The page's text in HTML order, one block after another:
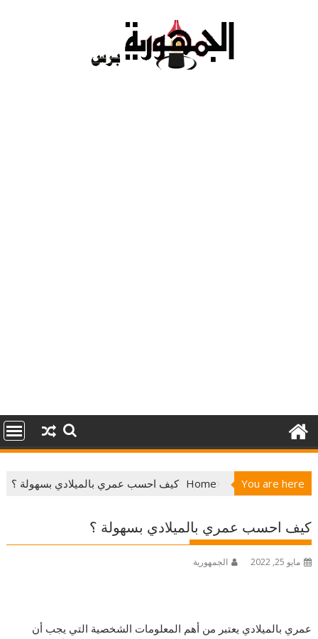
You are here
Home كيف احسب عمري بالميلادي بسهولة ؟
كيف احسب عمري بالميلادي بسهولة ؟
مايو 25, 2022 الجمهورية
عمري بالميلادي يعتبر من أهم المعلومات الشخصية التي يجب أن